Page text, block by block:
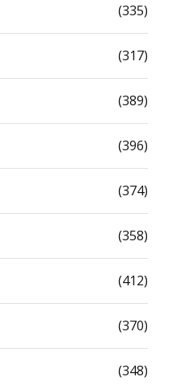
(335)
(317)
(389)
(396)
(374)
(358)
(412)
(370)
(348)